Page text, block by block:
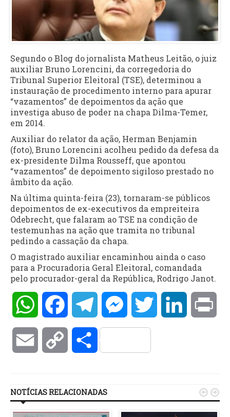
Segundo o Blog do jornalista Matheus Leitão, o juiz
auxiliar Bruno Lorencini, da corregedoria do
Tribunal Superior Eleitoral (TSE), determinou a
instauração de procedimento interno para apurar
“vazamentos” de depoimentos da ação que
investiga abuso de poder na chapa Dilma-Temer,
em 2014.
Auxiliar do relator da ação, Herman Benjamin
(foto), Bruno Lorencini acolheu pedido da defesa da
ex-presidente Dilma Rousseff, que apontou
“vazamentos” de depoimento sigiloso prestado no
âmbito da ação.
Na última quinta-feira (23), tornaram-se públicos
depoimentos de ex-executivos da empreiteira
Odebrecht, que falaram ao TSE na condição de
testemunhas na ação que tramita no tribunal
pedindo a cassação da chapa.
O magistrado auxiliar encaminhou ainda o caso
para a Procuradoria Geral Eleitoral, comandada
pelo procurador-geral da República, Rodrigo Janot.
WhatsAppFacebookTelegramMessengerTwitter LinkedIn
Email Copy Compartilhar
NOTÍCIAS RELACIONADAS  